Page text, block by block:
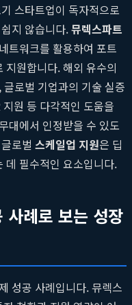
스타트업이 독자적으로
지 않습니다.뮤렉스파트
트워크를 활용하여 포트
지원합니다. 해외 유수의
로벌 기업과의 기술 실증
원 등 다각적인 도움을
대에서 인정받을 수 있도
로벌 스케일업 지원은 딥
데 필수적인 요소입니다.
사례로 보는 성장
성공 사례입니다. 뮤렉스